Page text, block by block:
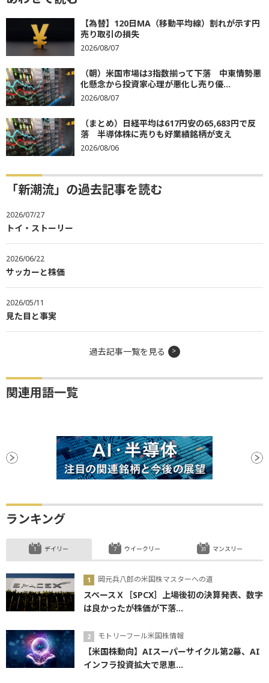
【為替】120日MA（移動平均線）割れが示す円
売り取引の損失
2026/08/07
（朝）米国市場は3指数揃って下落 中東情勢悪
化懸念から投資家心理が悪化し売り優...
2026/08/07
（まとめ）日経平均は617円安の65,683円で反
落 半導体株に売りも好業績銘柄が支え
2026/08/06
「新潮流」の過去記事を読む
2026/07/27
トイ・ストーリー
2026/06/22
サッカーと株価
2026/05/11
見た目と事実
過去記事一覧を見る
関連用語一覧
ランキング
デイリー
岡元兵八郎の米国株マスターへの道
スペースＸ［SPCX］上場後初の決算発表、数字
は良かったが株価が下落...
モトリーフール米国株情報
【米国株動向】AIスーパーサイクル第2幕、AI
インフラ投資拡大で恩恵...
ウイークリー マンスリー